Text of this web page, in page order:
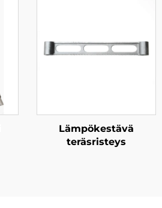
Lämpökestävä
teräsristeys